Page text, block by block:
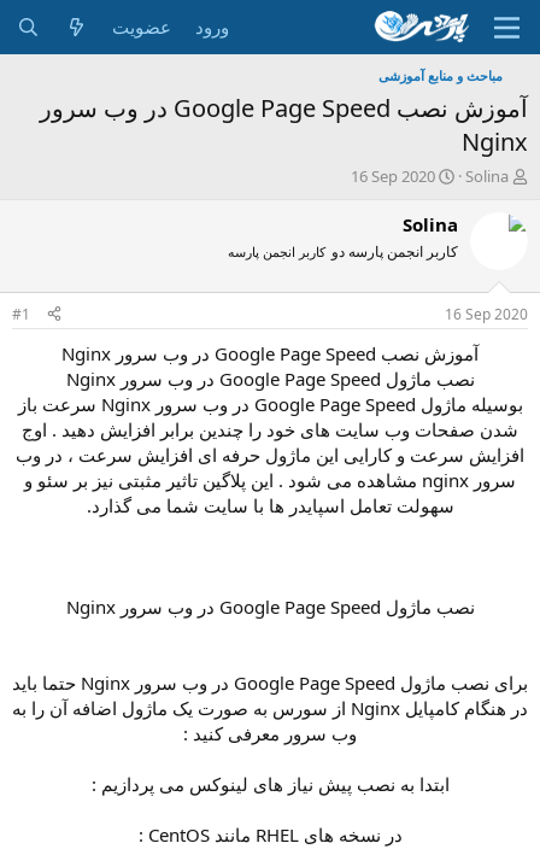
ورود عضویت
مباحث و منابع آموزشی
آموزش نصب Google Page Speed در وب سرور
Nginx
ش
و
ن
د
ض
و
ع
Solina
ت
ر
خ
و
ع
16 Sep 2020
Solina
کاربر انجمن پارسه دو کاربر انجمن پارسه
16 Sep 2020
#1
آموزش نصب Google Page Speed در وب سرور Nginx
نصب ماژول Google Page Speed در وب سرور Nginx
بوسیله ماژول Google Page Speed در وب سرور Nginx سرعت باز
شدن صفحات وب سایت های خود را چندین برابر افزایش دهید . اوج
افزایش سرعت و کارایی این ماژول حرفه ای افزایش سرعت ، در وب
سرور nginx مشاهده می شود . این پلاگین تاثیر مثبتی نیز بر سئو و
سهولت تعامل اسپایدر ها با سایت شما می گذارد.
نصب ماژول Google Page Speed در وب سرور Nginx
برای نصب ماژول Google Page Speed در وب سرور Nginx حتما باید
در هنگام کامپایل Nginx از سورس به صورت یک ماژول اضافه آن را به
وب سرور معرفی کنید ‌:
ابتدا به نصب پیش نیاز های لینوکس می پردازیم :
در نسخه های RHEL مانند CentOS :